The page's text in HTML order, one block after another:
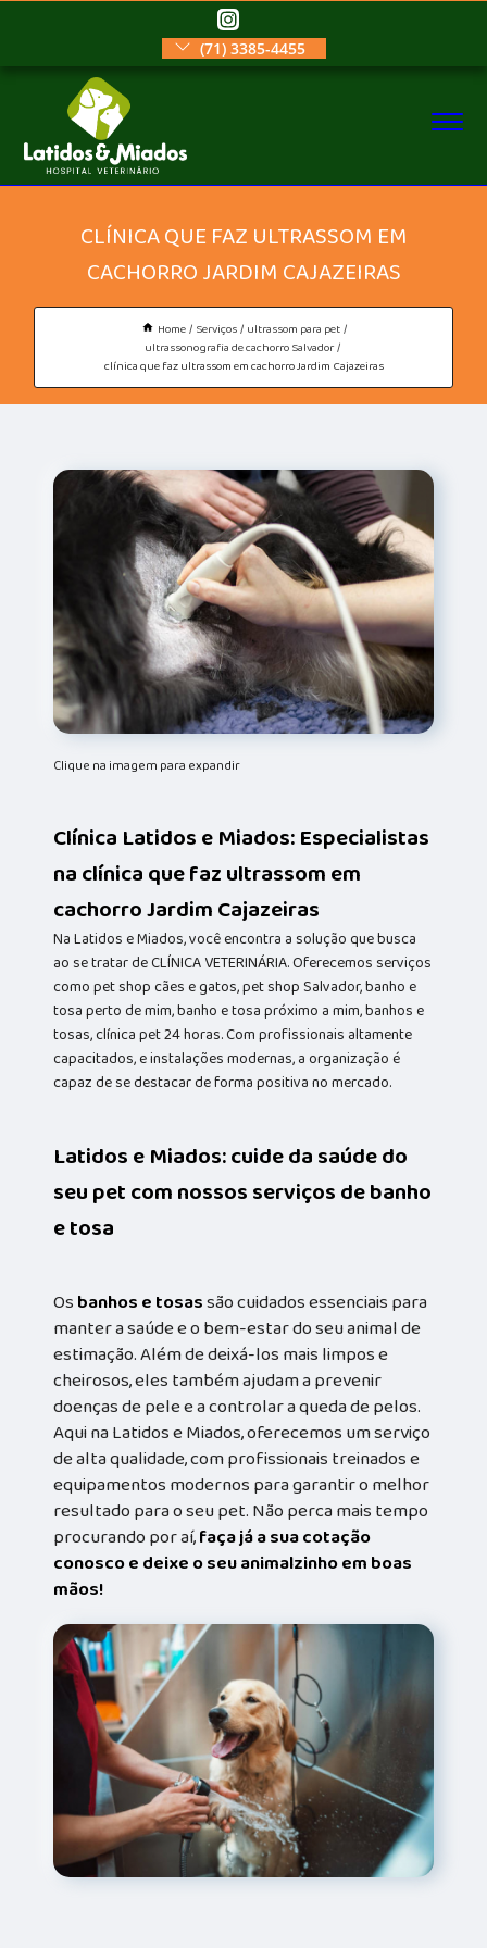
(71) 3385-4455
CLÍNICA QUE FAZ ULTRASSOM EM
CACHORRO JARDIM CAJAZEIRAS
Home Serviços
ultrassom para pet
ultrassonografia de cachorro Salvador
clínica que faz ultrassom em cachorro Jardim Cajazeiras
Clique na imagem para expandir
Clínica Latidos e Miados: Especialistas
na clínica que faz ultrassom em
cachorro Jardim Cajazeiras
Na Latidos e Miados, você encontra a solução que busca
ao se tratar de CLÍNICA VETERINÁRIA. Oferecemos serviços
como pet shop cães e gatos, pet shop Salvador, banho e
tosa perto de mim, banho e tosa próximo a mim, banhos e
tosas, clínica pet 24 horas. Com profissionais altamente
capacitados, e instalações modernas, a organização é
capaz de se destacar de forma positiva no mercado.
Latidos e Miados: cuide da saúde do
seu pet com nossos serviços de banho
e tosa
Osbanhos e tosassão cuidados essenciais para
manter a saúde e o bem-estar do seu animal de
estimação. Além de deixá-los mais limpos e
cheirosos, eles também ajudam a prevenir
doenças de pele e a controlar a queda de pelos.
Aqui na Latidos e Miados, oferecemos um serviço
de alta qualidade, com profissionais treinados e
equipamentos modernos para garantir o melhor
resultado para o seu pet. Não perca mais tempo
procurando por aí,faça já a sua cotação
conosco e deixe o seu animalzinho em boas
mãos!